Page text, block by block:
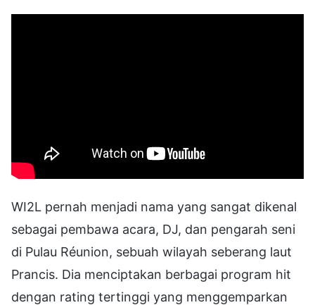
WI2L pernah menjadi nama yang sangat dikenal
sebagai pembawa acara, DJ, dan pengarah seni
di Pulau Réunion, sebuah wilayah seberang laut
Prancis. Dia menciptakan berbagai program hit
dengan rating tertinggi yang menggemparkan